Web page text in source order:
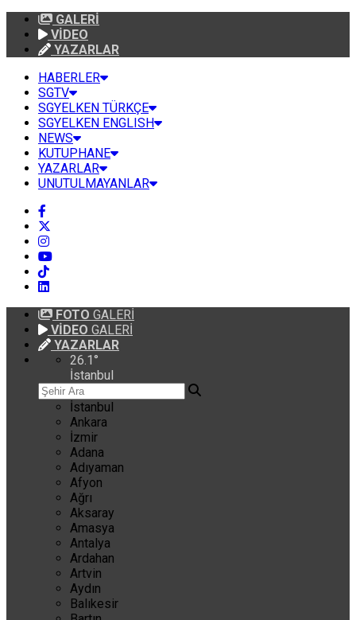
GALERİ
VİDEO
YAZARLAR
HABERLER
SGTV
SGYELKEN TÜRKÇE
SGYELKEN ENGLISH
NEWS
KUTUPHANE
YAZARLAR
UNUTULMAYANLAR
FOTO GALERİ
VİDEO GALERİ
YAZARLAR
26.1°
İstanbul
İstanbul
Ankara
İzmir
Adana
Adıyaman
Afyon
Ağrı
Aksaray
Amasya
Antalya
Ardahan
Artvin
Aydın
Balıkesir